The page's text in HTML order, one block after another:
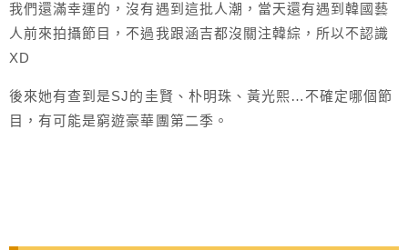
我們還滿幸運的，沒有遇到這批人潮，當天還有遇到韓國藝
人前來拍攝節目，不過我跟涵吉都沒關注韓綜，所以不認識
XD
後來她有查到是SJ的圭賢、朴明珠、黃光熙…不確定哪個節
目，有可能是窮遊豪華團第二季。